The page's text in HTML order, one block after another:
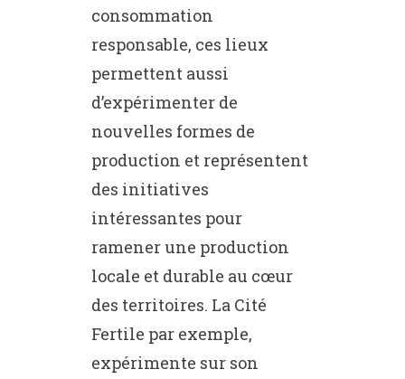
consommation
responsable, ces lieux
permettent aussi
d’expérimenter de
nouvelles formes de
production et représentent
des initiatives
intéressantes pour
ramener une production
locale et durable au cœur
des territoires. La Cité
Fertile par exemple,
expérimente sur son